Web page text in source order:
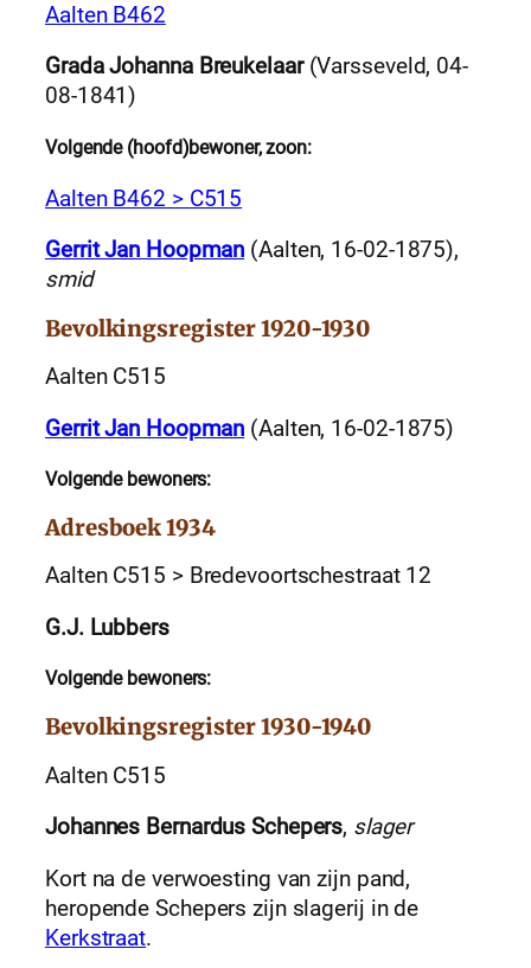
Aalten B462
Grada Johanna Breukelaar(Varsseveld, 04-
08-1841)
Volgende (hoofd)bewoner, zoon:
Aalten B462 > C515
Gerrit Jan Hoopman (Aalten, 16-02-1875),
smid
Bevolkingsregister 1920-1930
Aalten C515
Gerrit Jan Hoopman (Aalten, 16-02-1875)
Volgende bewoners:
Adresboek 1934
Aalten C515 > Bredevoortschestraat 12
G.J. Lubbers
Volgende bewoners:
Bevolkingsregister 1930-1940
Aalten C515
Johannes Bernardus Schepers, slager
Kort na de verwoesting van zijn pand,
heropende Schepers zijn slagerij in de
Kerkstraat.